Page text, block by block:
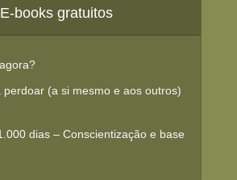
E-books gratuitos
perdoar (a si mesmo e aos outros)
dias – Conscientização e base